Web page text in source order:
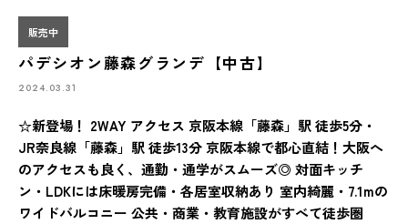
販売中
パデシオン藤森グランデ【中古】
2024.03.31
☆新登場！ 2WAY アクセス 京阪本線「藤森」駅 徒歩5分・
JR奈良線「藤森」駅 徒歩13分 京阪本線で都心直結！大阪へ
のアクセスも良く、通勤・通学がスムーズ◎ 対面キッチ
ン・LDKには床暖房完備・各居室収納あり 室内綺麗・7.1mの
ワイドバルコニー 公共・商業・教育施設がすべて徒歩圏